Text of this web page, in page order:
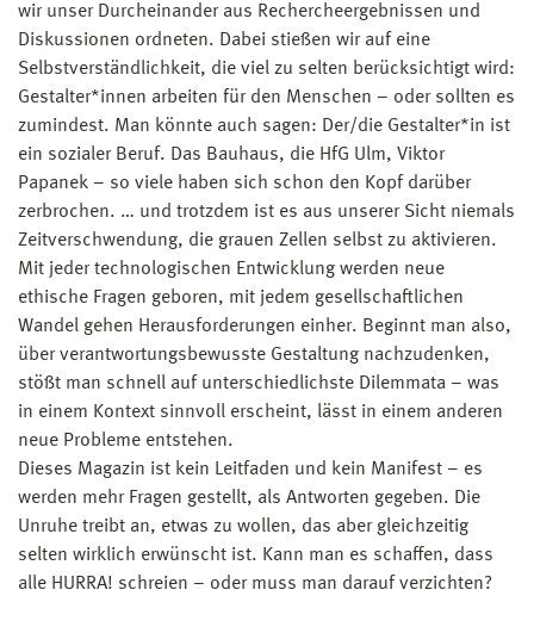
wir unser Durcheinander aus Rechercheergebnissen und
Diskussionen ordneten. Dabei stießen wir auf eine
Selbstverständlichkeit, die viel zu selten berücksichtigt wird:
Gestalter*innen arbeiten für den Menschen – oder sollten es
zumindest. Man könnte auch sagen: Der/die Gestalter*in ist
ein sozialer Beruf. Das Bauhaus, die HfG Ulm, Viktor
Papanek – so viele haben sich schon den Kopf darüber
zerbrochen. … und trotzdem ist es aus unserer Sicht niemals
Zeitverschwendung, die grauen Zellen selbst zu aktivieren.
Mit jeder technologischen Entwicklung werden neue
ethische Fragen geboren, mit jedem gesellschaftlichen
Wandel gehen Herausforderungen einher. Beginnt man also,
über verantwortungsbewusste Gestaltung nachzudenken,
stößt man schnell auf unterschiedlichste Dilemmata – was
in einem Kontext sinnvoll erscheint, lässt in einem anderen
neue Probleme entstehen.
Dieses Magazin ist kein Leitfaden und kein Manifest – es
werden mehr Fragen gestellt, als Antworten gegeben. Die
Unruhe treibt an, etwas zu wollen, das aber gleichzeitig
selten wirklich erwünscht ist. Kann man es schaffen, dass
alle HURRA! schreien – oder muss man darauf verzichten?